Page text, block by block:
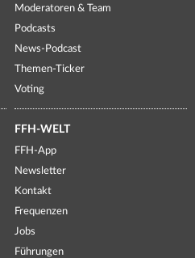
Moderatoren & Team
Podcasts
News-Podcast
Themen-Ticker
Voting
FFH-WELT
FFH-App
Newsletter
Kontakt
Frequenzen
Jobs
Führungen